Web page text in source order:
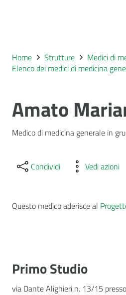
Home Strutture
Medici di
Elenco dei medici di medicina
Amato
Medico di medicina generale in
Condividi Vedi azioni
Questo medico aderisce al
Primo Studio
via Dante Alighieri n. 13/15